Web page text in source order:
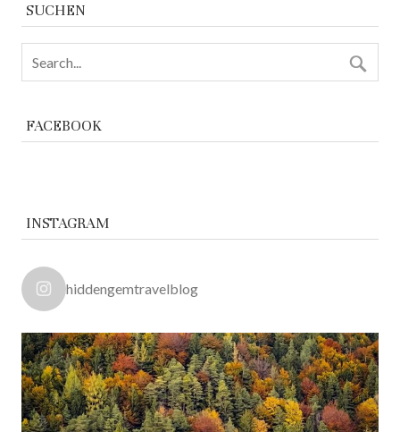
SUCHEN
FACEBOOK
INSTAGRAM
hiddengemtravelblog